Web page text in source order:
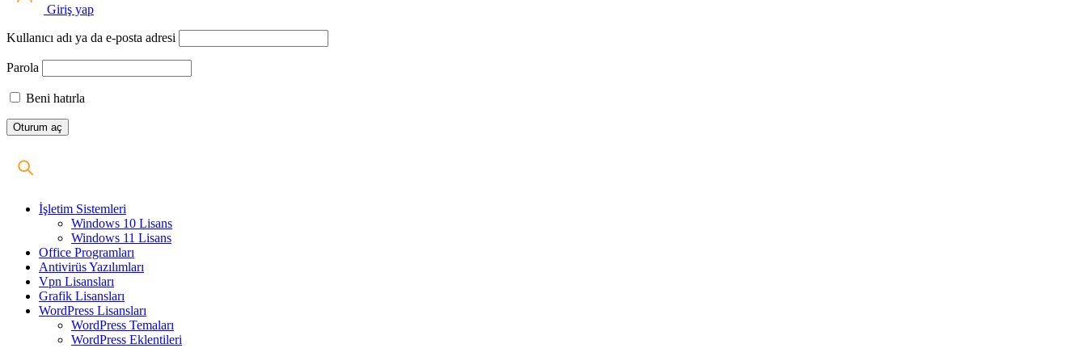
Giriş yap
Kullanıcı adı ya da e-posta adresi
Parola
Beni hatırla
İşletim Sistemleri
Windows 10 Lisans
Windows 11 Lisans
Office Programları
Antivirüs Yazılımları
Vpn Lisansları
Grafik Lisansları
WordPress Lisansları
WordPress Temaları
WordPress Eklentileri